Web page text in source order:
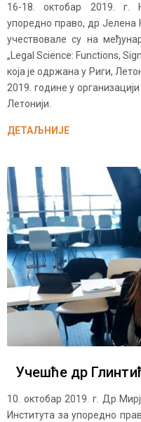
16-18. октобар 2019. г.
упоредно право, др Јелена
учествовале су на
„Legal Science: Functions,
која је одржана у Риги,
2019. године у
Летонији.
ДЕТАЉНИЈЕ
Учешће др
10. октобар 2019. г. Др
Института за упоредно